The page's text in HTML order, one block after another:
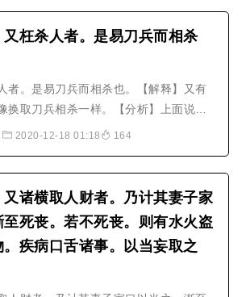
苦口婆心反覆叮..
枉杀人者。是易刀兵而相杀
者。是易刀兵而相杀也。【解释】又有
换取刀兵相杀一样。【分析】上面说到
又说冤枉杀人，是因为冤枉杀人这一件
为任性残酷。第二..
2020-12-18 01:18 164
诸横取人财者。乃计其妻子家
至死丧。若不死丧。则有水火盗
疾病口舌诸事。以当妄取之